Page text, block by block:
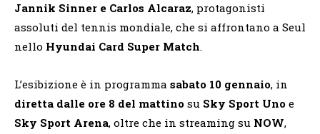
Jannik Sinner e Carlos Alcaraz, protagonisti
assoluti del tennis mondiale, che si affrontano a Seul
nello Hyundai Card Super Match.
L’esibizione è in programma sabato 10 gennaio, in
diretta dalle ore 8 del mattino su Sky Sport Uno e
Sky Sport Arena, oltre che in streaming su NOW,